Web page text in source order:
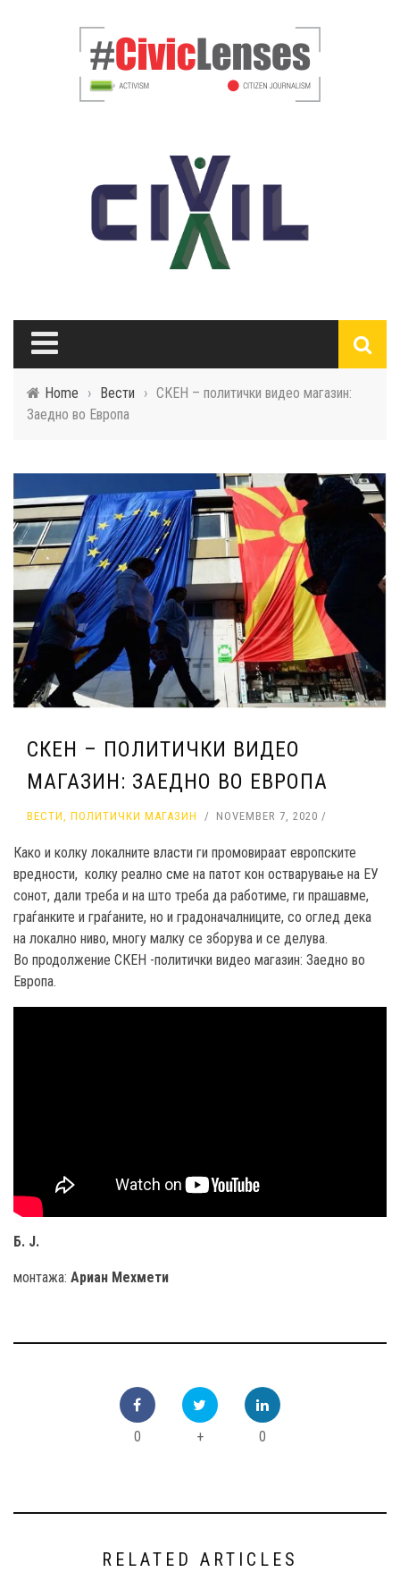
Home › Вести › СКЕН – политички видео магазин:
Заедно во Европа
СКЕН – ПОЛИТИЧКИ ВИДЕО
МАГАЗИН: ЗАЕДНО ВО ЕВРОПА
ВЕСТИ ПОЛИТИЧКИ МАГАЗИН NOVEMBER 7, 2020
Како и колку локалните власти ги промовираат европските
вредности, колку реално сме на патот кон остварување на ЕУ
сонот, дали треба и на што треба да работиме, ги прашавме,
граѓанките и граѓаните, но и градоначалниците, со оглед дека
на локално ниво, многу малку се зборува и се делува.
Во продолжение СКЕН -политички видео магазин: Заедно во
Европа.
Б. Ј.
монтажа: Ариан Мехмети
0 + 0
RELATED ARTICLES